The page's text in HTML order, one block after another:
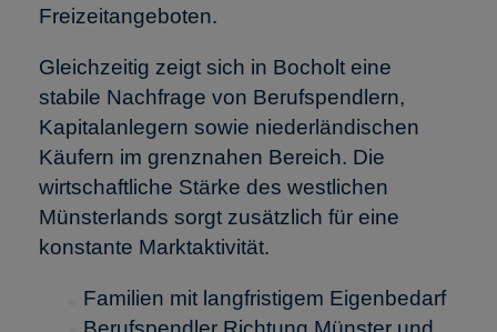
Freizeitangeboten.
Gleichzeitig zeigt sich in Bocholt eine
stabile Nachfrage von Berufspendlern,
Kapitalanlegern sowie niederländischen
Käufern im grenznahen Bereich. Die
wirtschaftliche Stärke des westlichen
Münsterlands sorgt zusätzlich für eine
konstante Marktaktivität.
Familien mit langfristigem Eigenbedarf